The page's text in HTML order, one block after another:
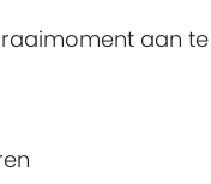
aan